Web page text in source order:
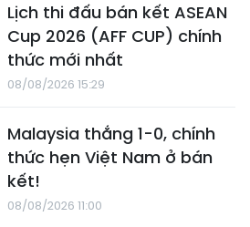
Lịch thi đấu bán kết ASEAN
Cup 2026 (AFF CUP) chính
thức mới nhất
08/08/2026 15:29
Malaysia thắng 1-0, chính
thức hẹn Việt Nam ở bán
kết!
08/08/2026 11:00